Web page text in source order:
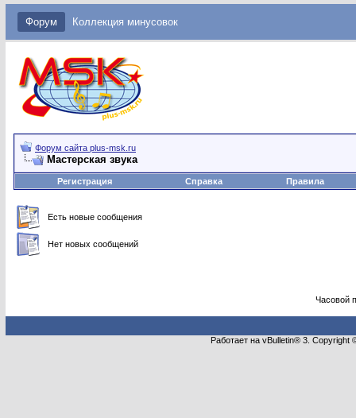
Форум Коллекция минусовок
Форум сайта plus-msk.ru
Мастерская звука
Регистрация Справка Правила
Есть новые сообщения
Нет новых сообщений
Часовой
Работает на vBulletin® 3.